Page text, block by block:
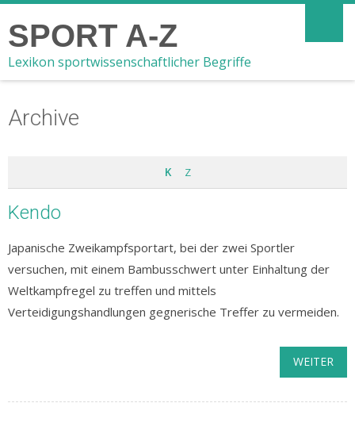
SPORT A-Z
Lexikon sportwissenschaftlicher Begriffe
Archive
K Z
Kendo
Japanische Zweikampfsportart, bei der zwei Sportler
versuchen, mit einem Bambusschwert unter Einhaltung der
Weltkampfregel zu treffen und mittels
Verteidigungshandlungen gegnerische Treffer zu vermeiden.
WEITER